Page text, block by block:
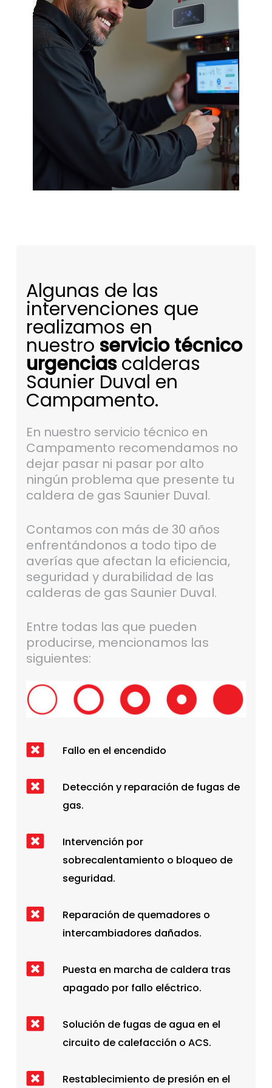
Algunas de las
intervenciones que
realizamos en
nuestro servicio técnico
urgenciascalderas
Saunier Duval en
Campamento.
En nuestro servicio técnico en
Campamento recomendamos no
dejar pasar ni pasar por alto
ningún problema que presente tu
caldera de gas Saunier Duval.
Contamos con más de 30 años
enfrentándonos a todo tipo de
averías que afectan la eficiencia,
seguridad y durabilidad de las
calderas de gas Saunier Duval.
Entre todas las que pueden
producirse, mencionamos las
siguientes:
Fallo en el encendido
Detección y reparación de fugas de
gas.
Intervención por
sobrecalentamiento o bloqueo de
seguridad.
Reparación de quemadores o
intercambiadores dañados.
Puesta en marcha de caldera tras
apagado por fallo eléctrico.
Solución de fugas de agua en el
circuito de calefacción o ACS.
Restablecimiento de presión en el